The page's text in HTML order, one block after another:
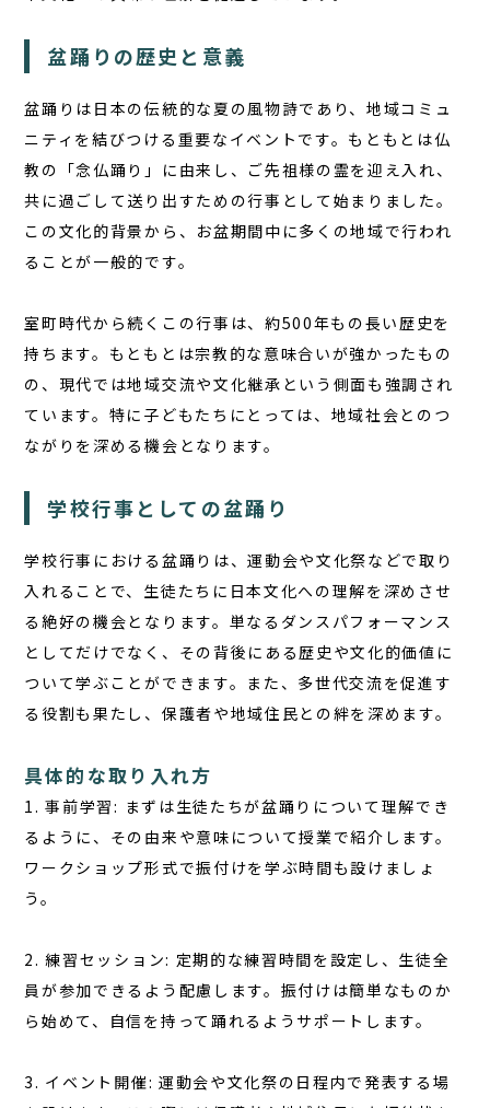
盆踊りの歴史と意義
盆踊りは日本の伝統的な夏の風物詩であり、地域コミュ
ニティを結びつける重要なイベントです。もともとは仏
教の「念仏踊り」に由来し、ご先祖様の霊を迎え入れ、
共に過ごして送り出すための行事として始まりました。
この文化的背景から、お盆期間中に多くの地域で行われ
ることが一般的です。
室町時代から続くこの行事は、約500年もの長い歴史を
持ちます。もともとは宗教的な意味合いが強かったもの
の、現代では地域交流や文化継承という側面も強調され
ています。特に子どもたちにとっては、地域社会とのつ
ながりを深める機会となります。
学校行事としての盆踊り
学校行事における盆踊りは、運動会や文化祭などで取り
入れることで、生徒たちに日本文化への理解を深めさせ
る絶好の機会となります。単なるダンスパフォーマンス
としてだけでなく、その背後にある歴史や文化的価値に
ついて学ぶことができます。また、多世代交流を促進す
る役割も果たし、保護者や地域住民との絆を深めます。
具体的な取り入れ方
1. 事前学習: まずは生徒たちが盆踊りについて理解でき
るように、その由来や意味について授業で紹介します。
ワークショップ形式で振付けを学ぶ時間も設けましょ
う。
2. 練習セッション: 定期的な練習時間を設定し、生徒全
員が参加できるよう配慮します。振付けは簡単なものか
ら始めて、自信を持って踊れるようサポートします。
3. イベント開催: 運動会や文化祭の日程内で発表する場